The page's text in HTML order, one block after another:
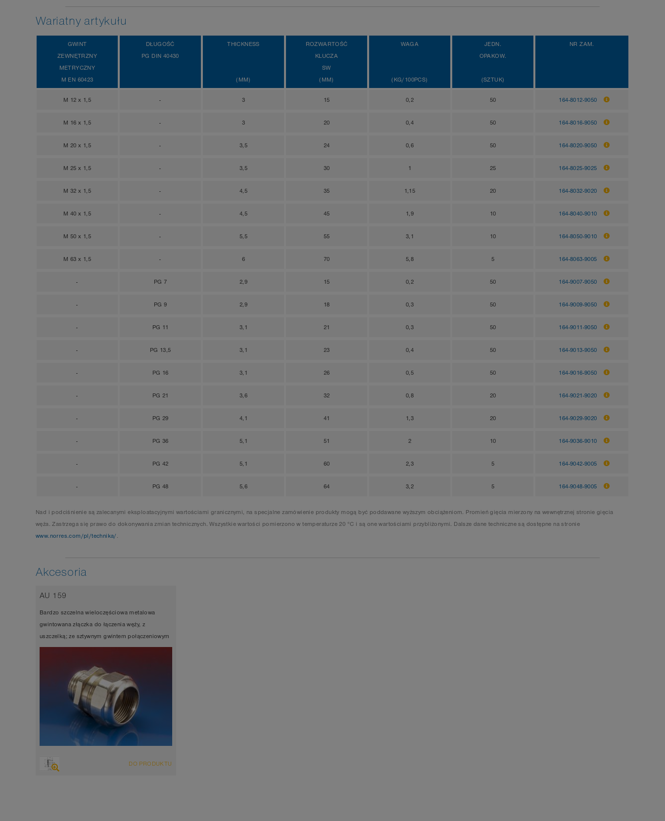
Wariatny artykułu
GWINT
ZEWNĘTRZNY
METRYCZNY
M EN 60423
DŁUGOŚĆ
PG DIN 40430
THICKNESS
(MM)
ROZWARTOŚĆ
KLUCZA
SW
(MM)
WAGA
(KG/100PCS)
JEDN.
OPAKOW.
(SZTUK)
NR ZAM.
M 12 x 1,5 - 3 15 0,2 50 164-8012-9050
M 16 x 1,5 - 3 20 0,4 50 164-8016-9050
M 20 x 1,5 - 3,5 24 0,6 50 164-8020-9050
M 25 x 1,5 - 3,5 30 1 25 164-8025-9025
M 32 x 1,5 - 4,5 35 1,15 20 164-8032-9020
M 40 x 1,5 - 4,5 45 1,9 10 164-8040-9010
M 50 x 1,5 - 5,5 55 3,1 10 164-8050-9010
M 63 x 1,5 - 6 70 5,8 5 164-8063-9005
- PG 7 2,9 15 0,2 50 164-9007-9050
- PG 9 2,9 18 0,3 50 164-9009-9050
- PG 11 3,1 21 0,3 50 164-9011-9050
- PG 13,5 3,1 23 0,4 50 164-9013-9050
- PG 16 3,1 26 0,5 50 164-9016-9050
- PG 21 3,6 32 0,8 20 164-9021-9020
- PG 29 4,1 41 1,3 20 164-9029-9020
- PG 36 5,1 51 2 10 164-9036-9010
- PG 42 5,1 60 2,3 5 164-9042-9005
- PG 48 5,6 64 3,2 5 164-9048-9005
Nad i podciśnienie są zalecanymi eksploatacyjnymi wartościami granicznymi, na specjalne zamówienie produkty mogą być poddawane wyższym obciążeniom. Promień gięcia mierzony na wewnętrznej stronie gięcia
węża. Zastrzega się prawo do dokonywania zmian technicznych. Wszystkie wartości pomierzono w temperaturze 20 °C i są one wartościami przybliżonymi. Dalsze dane techniczne są dostępne na stronie
www.norres.com/pl/technika/.
Akcesoria
AU 159
Bardzo szczelna wieloczęściowa metalowa
gwintowana złączka do łączenia węży, z
uszczelką; ze sztywnym gwintem połączeniowym
DO PRODUKTU